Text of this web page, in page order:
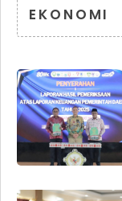
EKONOMI